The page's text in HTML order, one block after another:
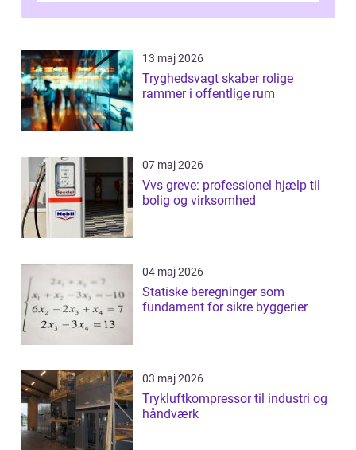
13 maj 2026
Tryghedsvagt skaber rolige
rammer i offentlige rum
07 maj 2026
Vvs greve: professionel hjælp til
bolig og virksomhed
04 maj 2026
Statiske beregninger som
fundament for sikre byggerier
03 maj 2026
Trykluftkompressor til industri og
håndværk